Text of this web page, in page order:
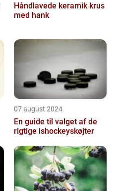
Håndlavede keramik krus
med hank
07 august 2024
En guide til valget af de
rigtige ishockeyskøjter